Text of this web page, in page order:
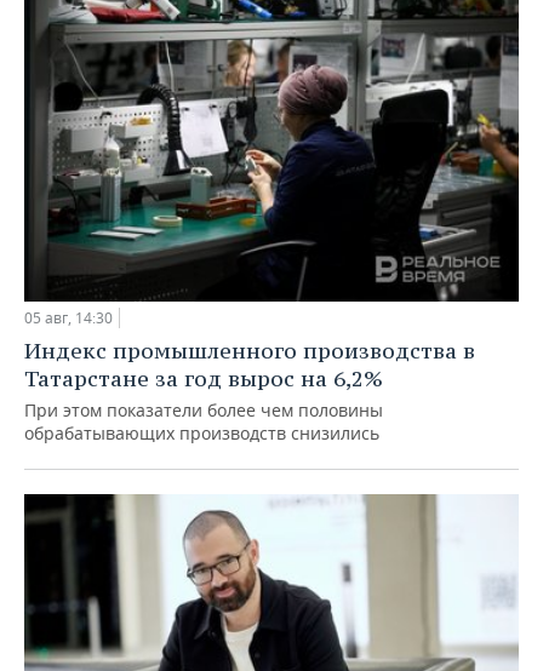
05 авг, 14:30
Индекс промышленного производства в
Татарстане за год вырос на 6,2%
При этом показатели более чем половины
обрабатывающих производств снизились